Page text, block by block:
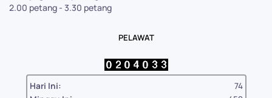
2.00 petang - 3.30 petang
PELAWAT
Hari Ini:
74